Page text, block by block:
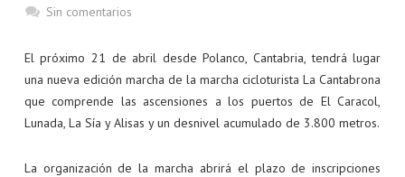
INSCRIPCIONES 2026
REGLAMENTO 2026
CLASIFICACIONES 2025
Sin comentarios
El próximo 21 de abril desde Polanco, Cantabria, tendrá lugar
una nueva edición marcha de la marcha cicloturista La Cantabrona
que comprende las ascensiones a los puertos de El Caracol,
Lunada, La Sía y Alisas y un desnivel acumulado de 3.800 metros.
La organización de la marcha abrirá el plazo de inscripciones